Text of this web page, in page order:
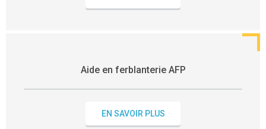
Aide en ferblanterie AFP
EN SAVOIR PLUS